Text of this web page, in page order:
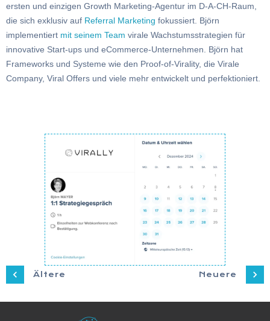
ersten und einzigen Growth Marketing-Agentur im D-A-CH-Raum,
die sich exklusiv auf Referral Marketing fokussiert. Björn
implementiert mit seinem Team virale Wachstumsstrategien für
innovative Start-ups und eCommerce-Unternehmen. Björn hat
Frameworks und Systeme wie den Proof-of-Virality, die Virale
Company, Viral Offers und viele mehr entwickelt und perfektioniert.
Ältere Neuere